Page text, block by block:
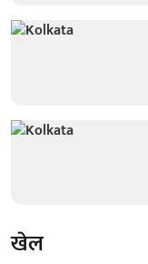
खेल